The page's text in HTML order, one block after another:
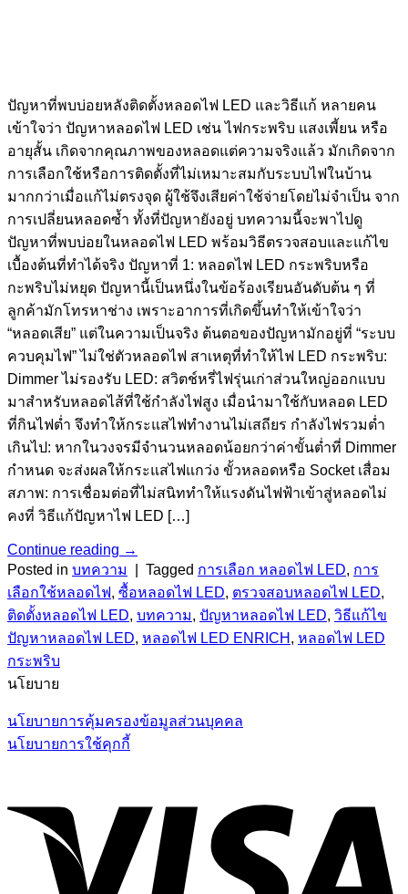
ปัญหาที่พบบ่อยหลังติดตั้งหลอดไฟ LED และวิธีแก้ หลายคน
เข้าใจว่า ปัญหาหลอดไฟ LED เช่น ไฟกระพริบ แสงเพี้ยน หรือ
อายุสั้น เกิดจากคุณภาพของหลอดแต่ความจริงแล้ว มักเกิดจาก
การเลือกใช้หรือการติดตั้งที่ไม่เหมาะสมกับระบบไฟในบ้าน
มากกว่าเมื่อแก้ไม่ตรงจุด ผู้ใช้จึงเสียค่าใช้จ่ายโดยไม่จำเป็น จาก
การเปลี่ยนหลอดซ้ำ ทั้งที่ปัญหายังอยู่ บทความนี้จะพาไปดู
ปัญหาที่พบบ่อยในหลอดไฟ LED พร้อมวิธีตรวจสอบและแก้ไข
เบื้องต้นที่ทำได้จริง ปัญหาที่ 1: หลอดไฟ LED กระพริบหรือ
กะพริบไม่หยุด ปัญหานี้เป็นหนึ่งในข้อร้องเรียนอันดับต้น ๆ ที่
ลูกค้ามักโทรหาช่าง เพราะอาการที่เกิดขึ้นทำให้เข้าใจว่า
“หลอดเสีย” แต่ในความเป็นจริง ต้นตอของปัญหามักอยู่ที่ “ระบบ
ควบคุมไฟ” ไม่ใช่ตัวหลอดไฟ สาเหตุที่ทำให้ไฟ LED กระพริบ:
Dimmer ไม่รองรับ LED: สวิตช์หรี่ไฟรุ่นเก่าส่วนใหญ่ออกแบบ
มาสำหรับหลอดไส้ที่ใช้กำลังไฟสูง เมื่อนำมาใช้กับหลอด LED
ที่กินไฟต่ำ จึงทำให้กระแสไฟทำงานไม่เสถียร กำลังไฟรวมต่ำ
เกินไป: หากในวงจรมีจำนวนหลอดน้อยกว่าค่าขั้นต่ำที่ Dimmer
กำหนด จะส่งผลให้กระแสไฟแกว่ง ขั้วหลอดหรือ Socket เสื่อม
สภาพ: การเชื่อมต่อที่ไม่สนิททำให้แรงดันไฟฟ้าเข้าสู่หลอดไม่
คงที่ วิธีแก้ปัญหาไฟ LED […]
Continue reading →
Posted in บทความ Tagged การเลือก หลอดไฟ LED, การ
เลือกใช้หลอดไฟ, ซื้อหลอดไฟ LED, ตรวจสอบหลอดไฟ LED,
ติดตั้งหลอดไฟ LED, บทความ, ปัญหาหลอดไฟ LED, วิธีแก้ไข
ปัญหาหลอดไฟ LED, หลอดไฟ LED ENRICH , หลอดไฟ LED
กระพริบ
นโยบาย
นโยบายการคุ้มครองข้อมูลส่วนบุคคล
นโยบายการใช้คุกกี้